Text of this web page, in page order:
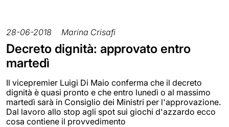
28-06-2018 Marina Crisafi
Decreto dignità: approvato entro
martedì
Il vicepremier Luigi Di Maio conferma che il decreto
dignità è quasi pronto e che entro lunedì o al massimo
martedì sarà in Consiglio dei Ministri per l'approvazione.
Dal lavoro allo stop agli spot sui giochi d'azzardo ecco
cosa contiene il provvedimento